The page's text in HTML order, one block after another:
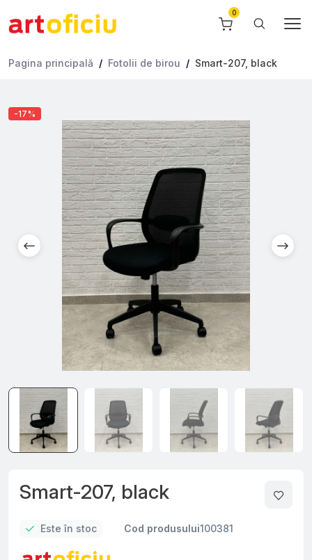
Pagina principală Fotolii de birou Smart-207, black
-17%
Smart-207, black
Este în stoc Cod produsului100381